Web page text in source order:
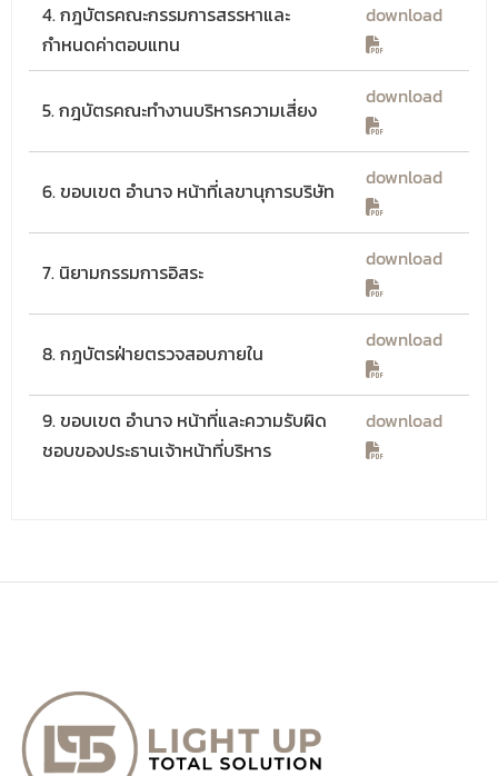
4. กฎบัตรคณะกรรมการสรรหาและ
กำหนดค่าตอบแทน
download
5. กฎบัตรคณะทำงานบริหารความเสี่ยง
download
6. ขอบเขต อำนาจ หน้าที่เลขานุการบริษัท
download
7. นิยามกรรมการอิสระ
download
8. กฎบัตรฝ่ายตรวจสอบภายใน
download
9. ขอบเขต อำนาจ หน้าที่และความรับผิด
ชอบของประธานเจ้าหน้าที่บริหาร
download